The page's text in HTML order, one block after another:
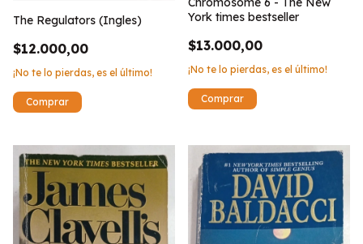
The Regulators (Ingles)
$12.000,00
¡No te lo pierdas, es el último!
York times bestseller
$13.000,00
¡No te lo pierdas, es el último!